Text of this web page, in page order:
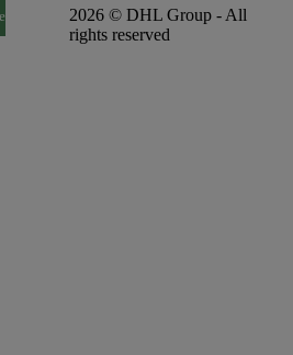
2026 © DHL Group - All
rights reserved